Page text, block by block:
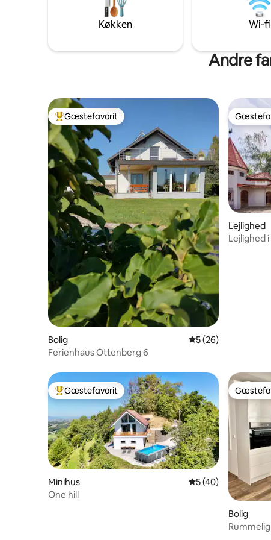
på gården. Mellem Graz og det
sydøstlige Steiermark Spa & Culinary
Region – perfekt til øjeblikke med hvile
skoven.
Køkken Wi-fi
Andre
Bedste gæstefavorit
Gæstefavorit
Bolig 5 ud af 5 i
5 (26)
Ferienhaus Ottenberg 6
Lejlighed
Lejlighed i
Bedste gæstefavorit
Gæstefavorit
Minihus 5 ud af 5 i
5 (40)
One hill
Bolig